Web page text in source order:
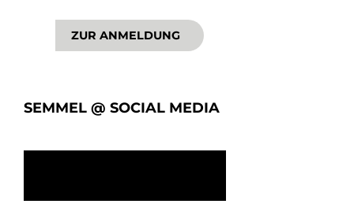
ZUR ANMELDUNG
SEMMEL @ SOCIAL MEDIA